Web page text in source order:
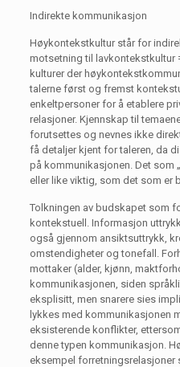
Indirekte kommunikasjon
Høykontekstkultur står for
motsetning til lavkontekstkultur
kulturer der
talerne først og fremst
enkeltpersoner for å etablere
relasjoner. Kjennskap til
forutsettes og nevnes ikke
få detaljer kjent for taleren, da
på kommunikasjonen. Det som
eller like viktig, som det som er
Tolkningen av budskapet som
kontekstuell. Informasjon
også gjennom ansiktsuttrykk,
omstendigheter og tonefall.
mottaker (alder, kjønn,
kommunikasjonen, siden
eksplisitt, men snarere sies
lykkes med kommunikasjonen
eksisterende konflikter,
denne typen kommunikasjon.
eksempel forretningsrelasjoner